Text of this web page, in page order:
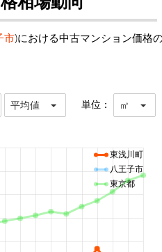
市)における中古マンション価格
平均値 単位： ㎡
東浅川町
八王子市
東京都